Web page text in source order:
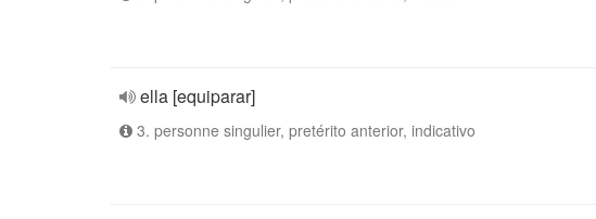
ella [equiparar]
3. personne singulier, pretérito anterior, indicativo